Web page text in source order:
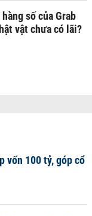
số của Grab
vật chưa có lãi?
vốn 100 tỷ, góp cổ